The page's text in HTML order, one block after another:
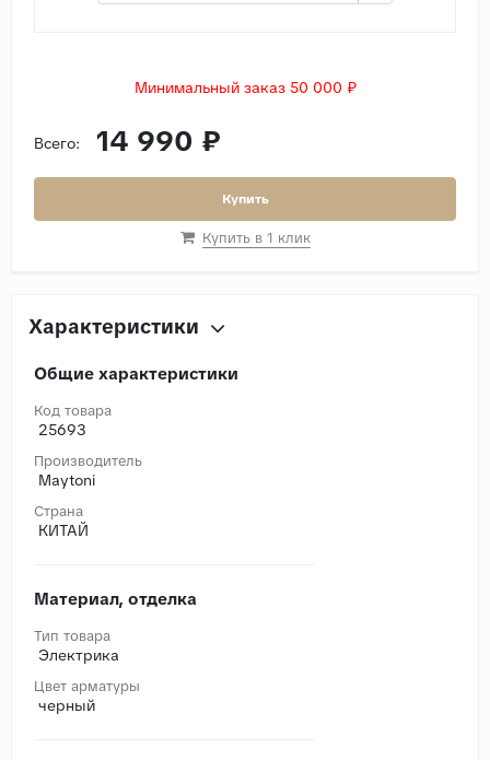
Минимальный заказ 50 000 ₽
Всего: 14 990 ₽
Купить
Купить в 1 клик
Характеристики
Общие характеристики
Код товара
25693
Производитель
Maytoni
Страна
КИТАЙ
Материал, отделка
Тип товара
Электрика
Цвет арматуры
черный